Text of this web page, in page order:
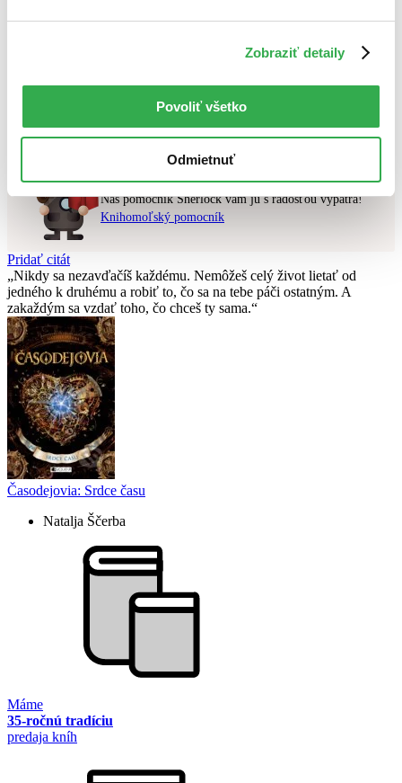
Zobraziť detaily
Povoliť všetko
Odmietnuť
v zľave
vyhovujúci zadaným podmienkam.
Chcete poradiť knihu?
Náš pomocník Sherlock vám ju s radosťou vypátra!
Knihomoľský pomocník
Pridať citát
Nikdy sa nezavďačíš každému. Nemôžeš celý život lietať od
jedného k druhému a robiť to, čo sa na tebe páči ostatným. A
zakaždým sa vzdať toho, čo chceš ty sama.
Časodejovia: Srdce času
Natalja Ščerba
Máme
35-ročnú tradíciu
predaja kníh